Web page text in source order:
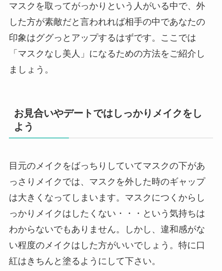
マスクを取ってがっかりという人がいる中で、外
した方が素敵だと言われれば相手の中であなたの
印象はググっとアップするはずです。ここでは
「マスクなし美人」になるための方法をご紹介し
ましょう。
お見合いやデートではしっかりメイクをし
よう
目元のメイクをばっちりしていてマスクの下があ
っさりメイクでは、マスクを外した時のギャップ
は大きくなってしまいます。マスクにつくからし
っかりメイクはしたくない・・・という気持ちは
わからないでもありません。しかし、違和感がな
い程度のメイクはした方がいいでしょう。特に口
紅はきちんと塗るようにして下さい。